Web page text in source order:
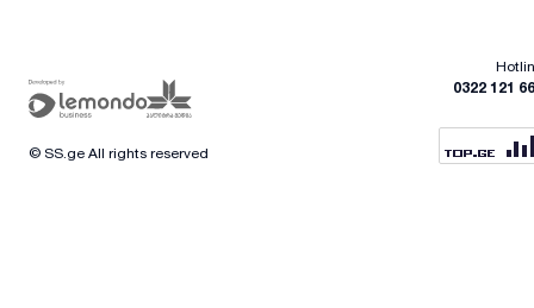
0322 121
© SS.ge All rights reserved